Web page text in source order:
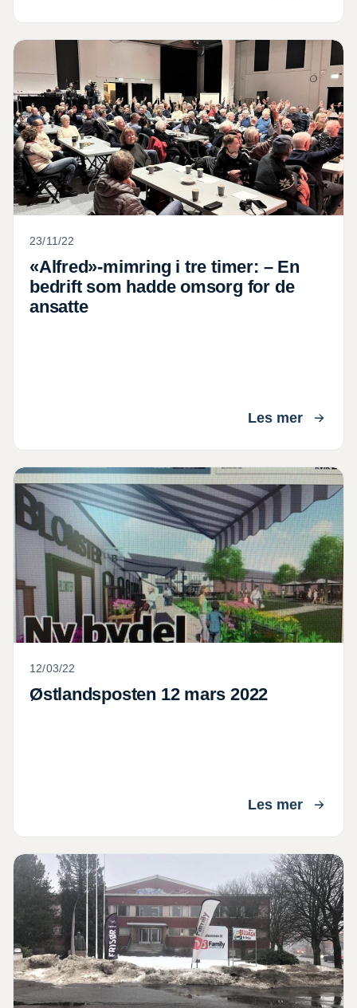
«Alfred»-mimring i tre timer: – En bedrift som hadde
23/11/22
«Alfred»-mimring i tre timer: – En
bedrift som hadde omsorg for de
ansatte
Les mer
Østlandsposten 12 mars 2022
12/03/22
Østlandsposten 12 mars 2022
Les mer
Alfred Andersen Tomten